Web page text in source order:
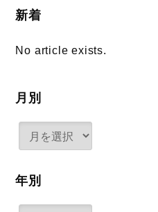
新着
No article exists.
月別
年別